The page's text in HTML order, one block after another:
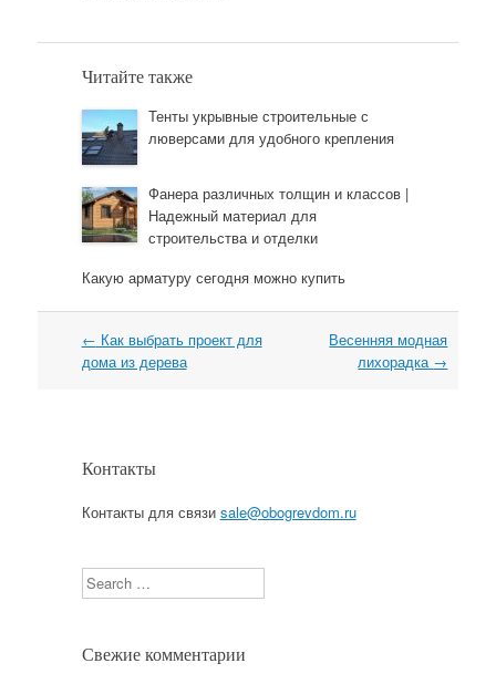
Читайте также
Тенты укрывные строительные с
люверсами для удобного крепления
Фанера различных толщин и классов |
Надежный материал для
строительства и отделки
Какую арматуру сегодня можно купить
Навигация
← Как выбрать проект для
дома из дерева
Весенняя модная
лихорадка →
Контакты
Контакты для связи sale@obogrevdom.ru
Search
Свежие комментарии